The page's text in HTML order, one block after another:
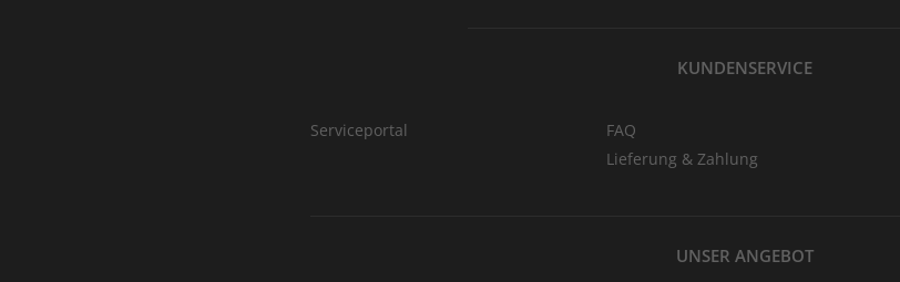
KUNDENSERVICE
Serviceportal
FAQ
Lieferung & Zahlung
UNSER ANGEBOT